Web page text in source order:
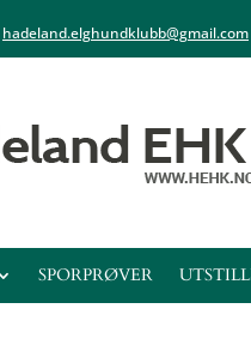
hadeland.elghundklubb@gmail.com
SPORPRØVER